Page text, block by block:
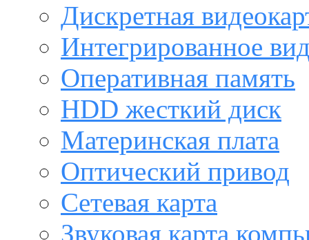
Дискретная
Интегрированное
Оперативная память
HDD жесткий диск
Материнская плата
Оптический привод
Сетевая карта
Звуковая карта